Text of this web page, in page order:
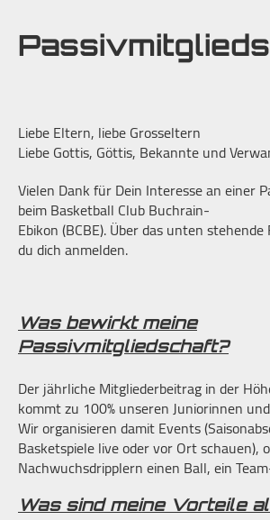
Liebe Eltern, liebe Grosseltern
Liebe Gottis, Göttis, Bekannte und
Vielen Dank für Dein Interesse an einer
beim Basketball Club Buchrain-
Ebikon (BCBE). Über das unten
du dich anmelden.
Was bewirkt meine
Passivmitgliedschaft?
Der jährliche Mitgliederbeitrag in der
kommt zu 100% unseren Juniorinnen
Wir organisieren damit Events
Basketspiele live oder vor Ort schauen),
Nachwuchsdripplern einen Ball, ein
Was sind meine Vorteile